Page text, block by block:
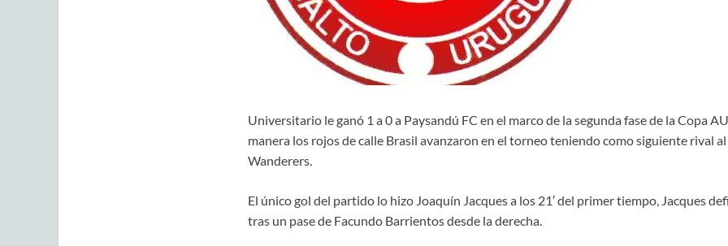
Universitario le ganó 1 a 0 a Paysandú FC en el marco de la segunda fase de la Copa
manera los rojos de calle Brasil avanzaron en el torneo teniendo como siguiente rival
Wanderers.
El único gol del partido lo hizo Joaquín Jacques a los 21′ del primer tiempo, Jacques
tras un pase de Facundo Barrientos desde la derecha.